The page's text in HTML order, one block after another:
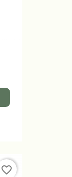
favorite_border